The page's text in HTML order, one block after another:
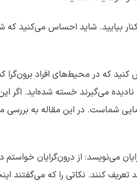
بیایید. شاید احساس می‌کنید
که در محیط‌های افراد برون‌گرا
نادیده می‌گیرند خسته شده‌اید. اگر
شماست. در این مقاله به بررسی
می‌نویسد: از درون‌گرایان
کنند. نکاتی را که می‌گفتند